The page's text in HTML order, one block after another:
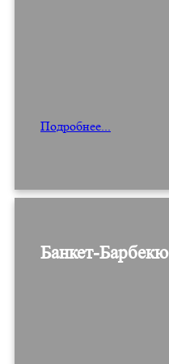
Подробнее...
Банкет-Барбекю